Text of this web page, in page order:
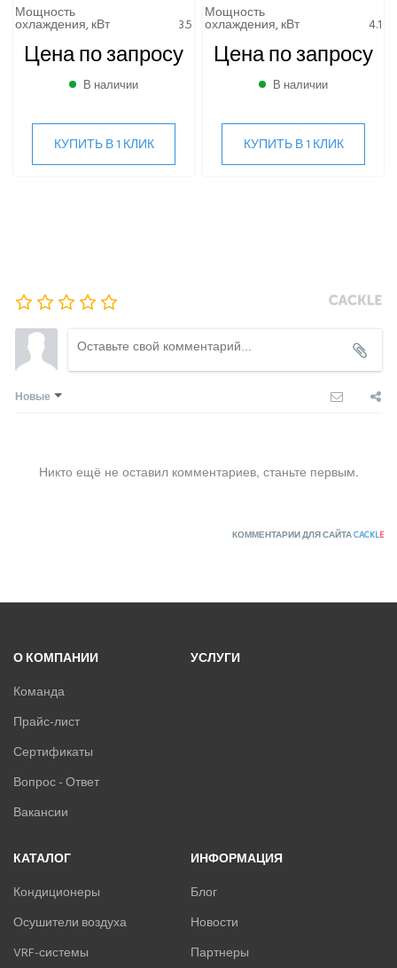
КОМПРЕССОРНО-КОНДЕНСАТОРНЫЕ БЛОКИ
Мощность
охлаждения, кВт 3.5
Цена по запросу
В наличии
КУПИТЬ В 1 КЛИК
Мощность
охлаждения, кВт 4.1
Цена по запросу
В наличии
КУПИТЬ В 1 КЛИК
Новые
Никто ещё не оставил комментариев, станьте первым.
КОММЕНТАРИИ ДЛЯ САЙТАCACKLE
О КОМПАНИИ
Команда
Прайс-лист
Сертификаты
Вопрос - Ответ
Вакансии
УСЛУГИ
КАТАЛОГ
Кондиционеры
Осушители воздуха
VRF-системы
ИНФОРМАЦИЯ
Блог
Новости
Партнеры